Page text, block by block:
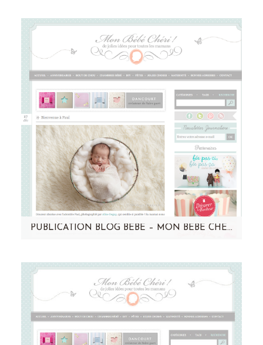
partage ! Vous pouvez retrouver actuellement
mes conseils photo studio dans…
PUBLICATION BLOG BÉBÉ – MON BÉBÉ CHÉRI – PAUL
! Une séance tout en douceur... Cliquez sur
l’image pour découvrir…